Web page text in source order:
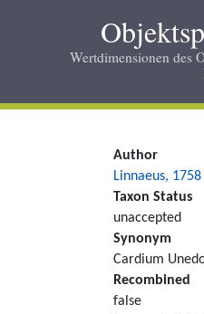
Wertdimensionen des
Author
Linnaeus, 1758
Taxon Status
unaccepted
Synonym
Cardium
Recombined
false